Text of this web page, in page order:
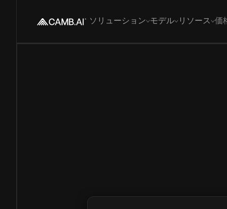
ソリューション モデル リソース 価